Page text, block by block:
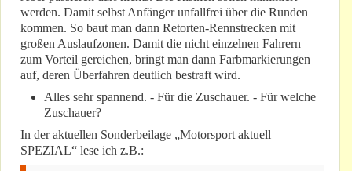
werden. Damit selbst Anfänger unfallfrei über die Runden
kommen. So baut man dann Retorten-Rennstrecken mit
großen Auslaufzonen. Damit die nicht einzelnen Fahrern
zum Vorteil gereichen, bringt man dann Farbmarkierungen
auf, deren Überfahren deutlich bestraft wird.
Alles sehr spannend. - Für die Zuschauer. - Für welche
Zuschauer?
In der aktuellen Sonderbeilage „Motorsport aktuell –
SPEZIAL“ lese ich z.B.: